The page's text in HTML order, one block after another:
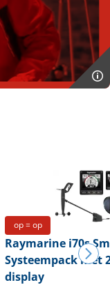
op = op
Raymarine i70s
Systeempack met
display